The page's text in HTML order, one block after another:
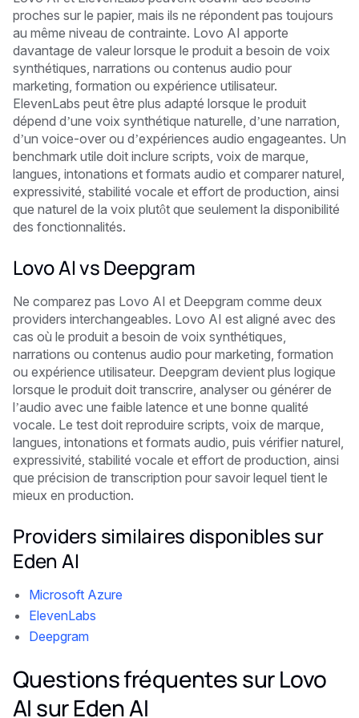
proches sur le papier, mais ils ne répondent pas toujours
au même niveau de contrainte. Lovo AI apporte
davantage de valeur lorsque le produit a besoin de voix
synthétiques, narrations ou contenus audio pour
marketing, formation ou expérience utilisateur.
ElevenLabs peut être plus adapté lorsque le produit
dépend d’une voix synthétique naturelle, d’une narration,
d’un voice-over ou d’expériences audio engageantes. Un
benchmark utile doit inclure scripts, voix de marque,
langues, intonations et formats audio et comparer naturel,
expressivité, stabilité vocale et effort de production, ainsi
que naturel de la voix plutôt que seulement la disponibilité
des fonctionnalités.
Lovo AI vs Deepgram
Ne comparez pas Lovo AI et Deepgram comme deux
providers interchangeables. Lovo AI est aligné avec des
cas où le produit a besoin de voix synthétiques,
narrations ou contenus audio pour marketing, formation
ou expérience utilisateur. Deepgram devient plus logique
lorsque le produit doit transcrire, analyser ou générer de
l’audio avec une faible latence et une bonne qualité
vocale. Le test doit reproduire scripts, voix de marque,
langues, intonations et formats audio, puis vérifier naturel,
expressivité, stabilité vocale et effort de production, ainsi
que précision de transcription pour savoir lequel tient le
mieux en production.
Providers similaires disponibles sur
Eden AI
Microsoft Azure
ElevenLabs
Deepgram
Questions fréquentes sur Lovo
AI sur Eden AI